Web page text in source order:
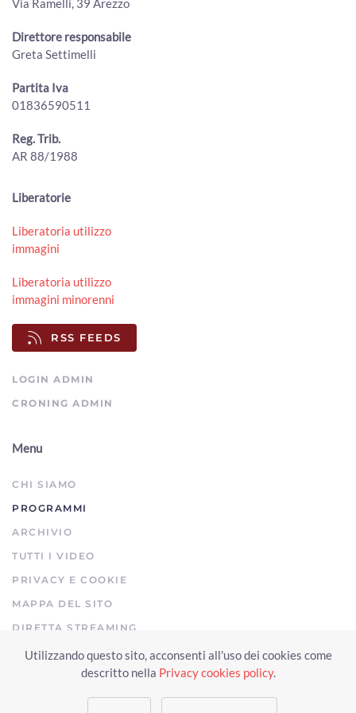
Via Ramelli, 39 Arezzo
Direttore responsabile
Greta Settimelli
Partita Iva
01836590511
Reg. Trib.
AR 88/1988
Liberatorie
Liberatoria utilizzo
immagini
Liberatoria utilizzo
immagini minorenni
RSS FEEDS
LOGIN ADMIN
CRONING ADMIN
Menu
CHI SIAMO
PROGRAMMI
ARCHIVIO
TUTTI I VIDEO
PRIVACY E COOKIE
MAPPA DEL SITO
DIRETTA STREAMING
Copyright © 2023 Arezzo TV. Tutti i diritti riservati.
drone
Utilizzando questo sito, acconsenti all'uso dei cookies come
descritto nella Privacy cookies policy.